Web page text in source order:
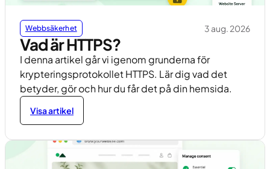
Webbsäkerhet 3 aug. 2026
Vad är HTTPS?
I denna artikel går vi igenom grunderna för
krypteringsprotokollet HTTPS. Lär dig vad det
betyder, gör och hur du får det på din hemsida.
Visa artikel